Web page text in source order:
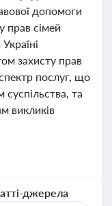
допомоги
прав сімей
захисту прав
послуг, що
та
викликів
джерела